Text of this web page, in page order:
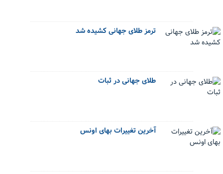
ترمز طلای جهانی کشیده شد
طلای جهانی در ثبات
آخرین تغییرات بهای اونس